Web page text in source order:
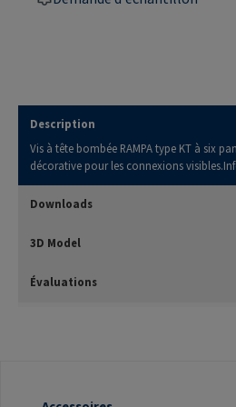
Description
Vis à tête bombée RAMPA type KT à six
décorative pour les connexions
Downloads
3D Model
Évaluations